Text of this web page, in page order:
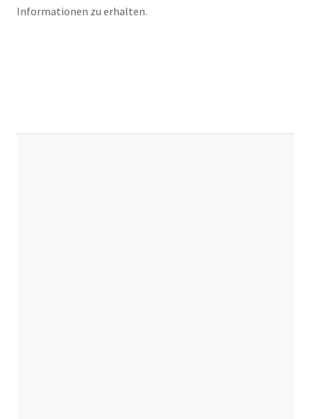
Informationen zu erhalten.